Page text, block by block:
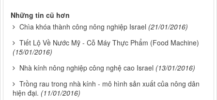
Những tin cũ hơn
Chìa khóa thành công nông nghiệp Israel (21/01/2016)
Tiết Lộ Về Nước Mỹ - Cỗ Máy Thực Phẩm (Food Machine)
(15/01/2016)
Nhà kính nông nghiệp công nghệ cao Israel (13/01/2016)
Trồng rau trong nhà kính - mô hình sản xuất của nông dân
hiện đại. (11/01/2016)